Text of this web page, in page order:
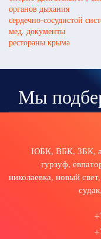
органов дыхания
сердечно-сосудистой
мед. документы
рестораны крыма
Мы
ЮБК, ВБК, ЗБК,
гурзуф,
николаевка, новый свет,
судак,